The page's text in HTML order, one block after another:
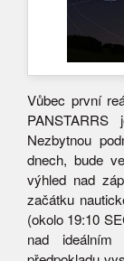
Vůbec první
Nezbytnou
dnech, bude
výhled nad
začátku
(okolo 19:10
nad ideálním